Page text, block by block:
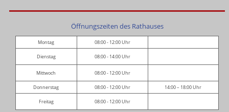
Öffnungszeiten des Rathauses
Montag 08:00 - 12:00 Uhr
Dienstag 08:00 - 14:00 Uhr
Mittwoch 08:00 - 12:00 Uhr
Donnerstag 08:00 - 12:00 Uhr 14:00 – 18:00 Uhr
Freitag 08:00 - 12:00 Uhr